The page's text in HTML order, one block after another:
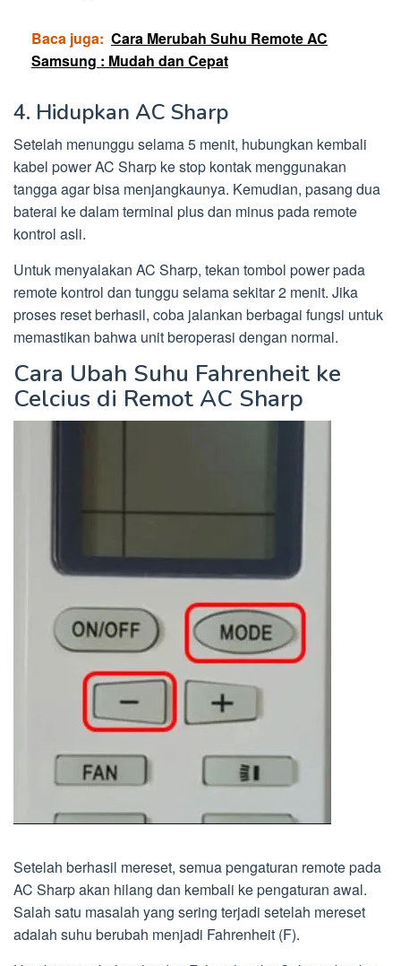
Baca juga: Cara Merubah Suhu Remote AC
Samsung : Mudah dan Cepat
4. Hidupkan AC Sharp
Setelah menunggu selama 5 menit, hubungkan kembali
kabel power AC Sharp ke stop kontak menggunakan
tangga agar bisa menjangkaunya. Kemudian, pasang dua
baterai ke dalam terminal plus dan minus pada remote
kontrol asli.
Untuk menyalakan AC Sharp, tekan tombol power pada
remote kontrol dan tunggu selama sekitar 2 menit. Jika
proses reset berhasil, coba jalankan berbagai fungsi untuk
memastikan bahwa unit beroperasi dengan normal.
Cara Ubah Suhu Fahrenheit ke
Celcius di Remot AC Sharp
Setelah berhasil mereset, semua pengaturan remote pada
AC Sharp akan hilang dan kembali ke pengaturan awal.
Salah satu masalah yang sering terjadi setelah mereset
adalah suhu berubah menjadi Fahrenheit (F).